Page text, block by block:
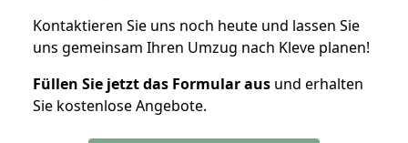
Kontaktieren Sie uns noch heute und lassen Sie
uns gemeinsam Ihren Umzug nach Kleve planen!
Füllen Sie jetzt das Formular aus und erhalten
Sie kostenlose Angebote.